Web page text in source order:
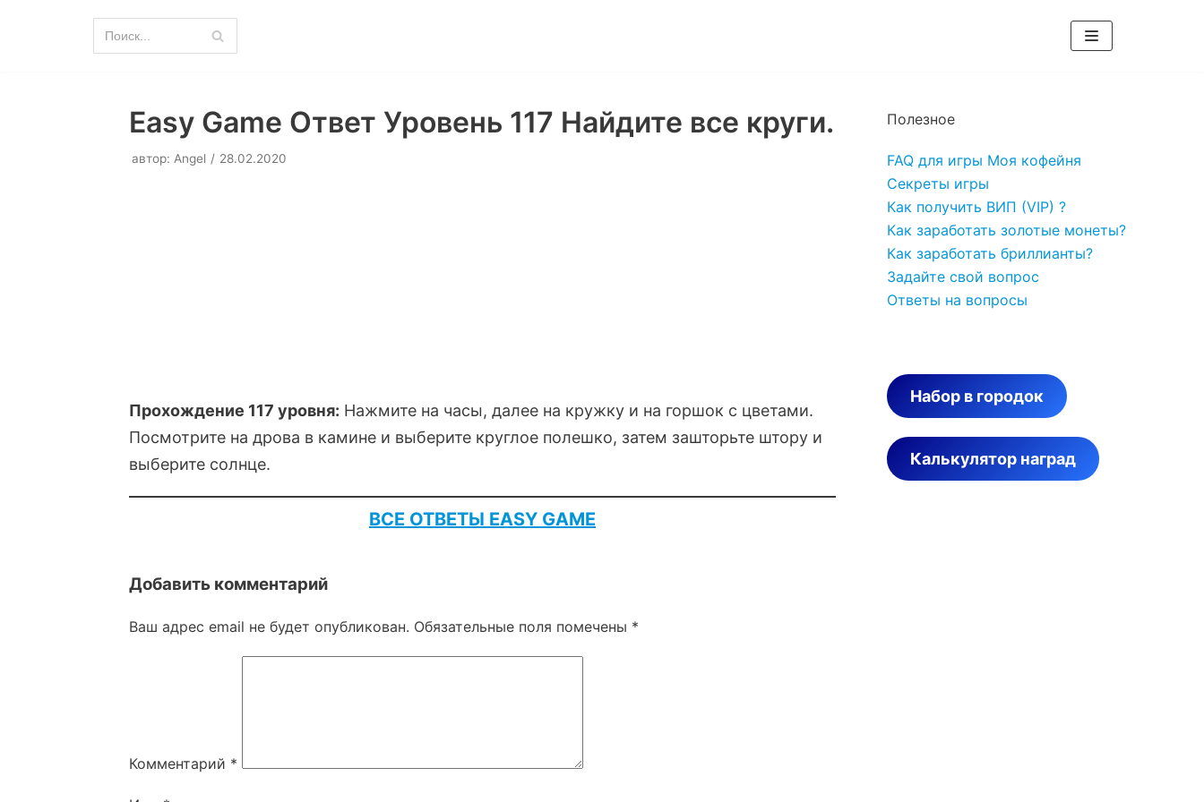
Easy Game Ответ Уровень 117 Найдите все круги.
автор: Angel 28.02.2020
Прохождение 117 уровня: Нажмите на часы, далее на кружку и на горшок с цветами.
Посмотрите на дрова в камине и выберите круглое полешко, затем зашторьте штору и
выберите солнце.
ВСЕ ОТВЕТЫ EASY GAME
Добавить комментарий
Ваш адрес email не будет опубликован. Обязательные поля помечены *
Комментарий *
Полезное
FAQ для игры Моя кофейня
Секреты игры
Как получить ВИП (VIP) ?
Как заработать золотые монеты?
Как заработать бриллианты?
Задайте свой вопрос
Ответы на вопросы
Набор в городок
Калькулятор наград